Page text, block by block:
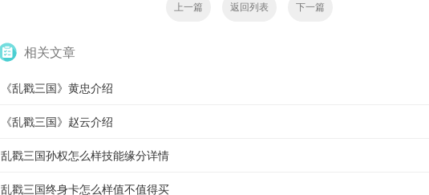
上一篇 返回列表 下一篇
相关文章
《乱戳三国》黄忠介绍
《乱戳三国》赵云介绍
乱戳三国孙权怎么样技能缘分详情
乱戳三国终身卡怎么样值不值得买